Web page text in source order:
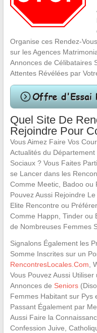
Organise ces Rendez-
sur les Agences
Annonces de Célibataires
Attentes Révélées par
Quel Site De
Rejoindre Pour
Vous Aimez Faire Vos
Actualités du
Sociaux ? Vous Faites
se Lancer dans les
Comme Meetic, Badoo ou
Pouvez Aussi Rejoindre
Elite Rencontre ou
Comme Happn, Tinder ou
de Nombreuses Femmes
Signalons Également les
Somme Inscrites sur un
RencontresLocales.Com ,
Vous Pouvez Aussi
Annonces de Seniors
Femmes Habitant sur Pys
Passant Également par
Aussi Faire la
Confession Juive,